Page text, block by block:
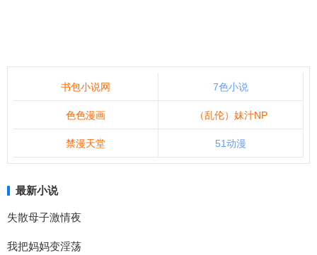
书包小说网 7色小说
色色漫画 （乱伦）妹汁NP
禁漫天堂 51动漫
最新小说
失散母子激情夜
我把妈妈变淫荡